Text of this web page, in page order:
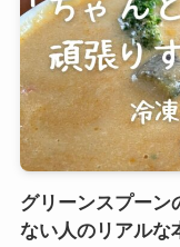
グリーンスプーン
ない人のリアルな